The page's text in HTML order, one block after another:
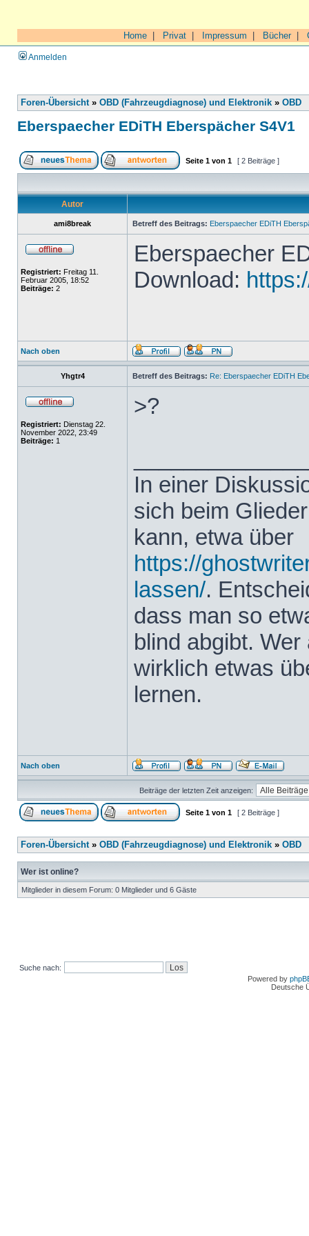
Home Privat Impressum Bücher|
Anmelden
Foren-Übersicht» OBD (Fahrzeugdiagnose) und Elektronik » OBD
Eberspaecher EDiTH Eberspächer S4V1
Seite 1 von 1 [ 2 Beiträge ]
Autor
ami8break Betreff des Beitrags: Eberspaecher EDiTH
Registriert: Freitag 11.
Februar 2005, 18:52
Beiträge: 2
Eberspaecher
Download:
Nach oben
Yhgtr4 Betreff des Beitrags: Re: Eberspaecher EDiTH
Registriert: Dienstag 22.
November 2022, 23:49
Beiträge: 1
>?
In einer
sich beim
kann, etwa über
https://
lassen/.
dass man so
blind abgibt.
wirklich etwas
lernen.
Nach oben
Beiträge der letzten Zeit anzeigen:
Seite 1 von 1 [ 2 Beiträge ]
Foren-Übersicht» OBD (Fahrzeugdiagnose) und Elektronik » OBD
Wer ist online?
Mitglieder in diesem Forum: 0 Mitglieder und 6 Gäste
Suche nach:
Powered by
Deutsche